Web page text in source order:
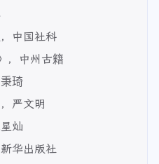
中国社科
，中州古籍
琦
严文明
灿
华出版社